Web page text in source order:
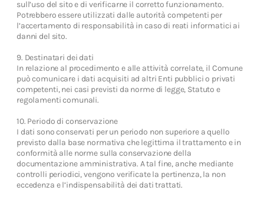
sull’uso del sito e di verificarne il corretto funzionamento.
Potrebbero essere utilizzati dalle autorità competenti per
l’accertamento di responsabilità in caso di reati informatici ai
danni del sito.
9. Destinatari dei dati
In relazione al procedimento e alle attività correlate, il Comune
può comunicare i dati acquisiti ad altri Enti pubblici o privati
competenti, nei casi previsti da norme di legge, Statuto e
regolamenti comunali.
10. Periodo di conservazione
I dati sono conservati per un periodo non superiore a quello
previsto dalla base normativa che legittima il trattamento e in
conformità alle norme sulla conservazione della
documentazione amministrativa. A tal fine, anche mediante
controlli periodici, vengono verificate la pertinenza, la non
eccedenza e l’indispensabilità dei dati trattati.